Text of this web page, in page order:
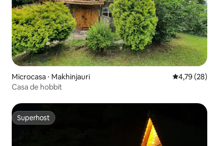
Microcasa ⋅ Makhinjauri 4,79 de uma
4,79 (28)
Casa de hobbit
Superhost
Superhost